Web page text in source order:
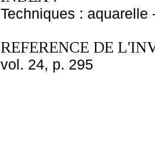
Techniques : aquarelle
REFERENCE DE
vol. 24, p. 295